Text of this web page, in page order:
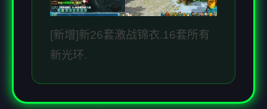
[新增]新26套激战锦衣.16套所有
新光环.